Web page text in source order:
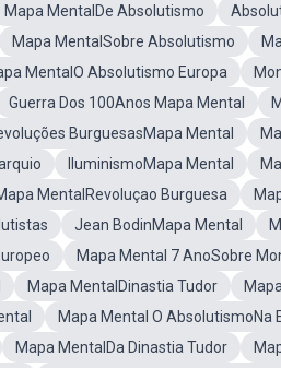
Mapa MentalDe Absolutismo
Mapa MentalSobre Absolutismo
MentalO Absolutismo Europa
Guerra Dos 100Anos Mapa Mental
BurguesasMapa Mental
IluminismoMapa Mental
MentalRevoluçao Burguesa
Jean BodinMapa Mental
Mapa Mental 7 AnoSobre
Mapa MentalDinastia Tudor
Mapa Mental O AbsolutismoNa
Mapa MentalDa Dinastia Tudor